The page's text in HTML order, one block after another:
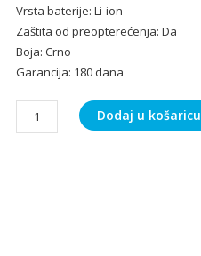
Vrsta baterije: Li-ion
Zaštita od preopterećenja: Da
Boja: Crno
Garancija: 180 dana
Baterija
za
Dodaj u košaricu